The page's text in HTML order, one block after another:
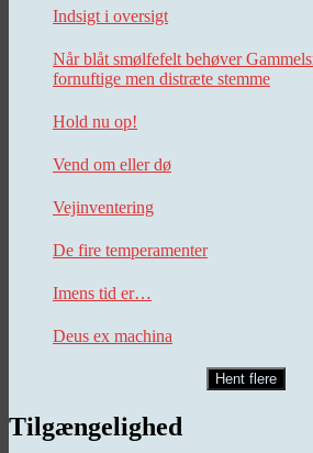
Indsigt i oversigt
Når blåt smølfefelt behøver
fornuftige men distræte stemme
Hold nu op!
Vend om eller dø
Vejinventering
De fire temperamenter
Imens tid er…
Deus ex machina
Hent flere
Tilgængelighed